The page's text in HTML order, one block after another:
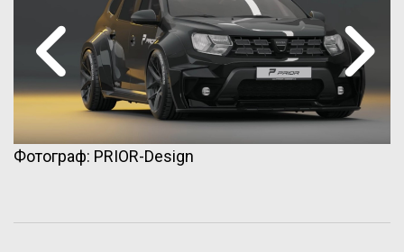
Фотограф: PRIOR-Design